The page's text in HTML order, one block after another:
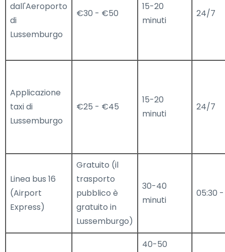
dall'Aeroporto
di
Lussemburgo
€30 - €50
15-20
minuti
24/7
Applicazione
taxi di
Lussemburgo
€25 - €45
15-20
minuti
24/7
Linea bus 16
(Airport
Express)
Gratuito (il
trasporto
pubblico è
gratuito in
Lussemburgo)
30-40
minuti
05:30
40-50